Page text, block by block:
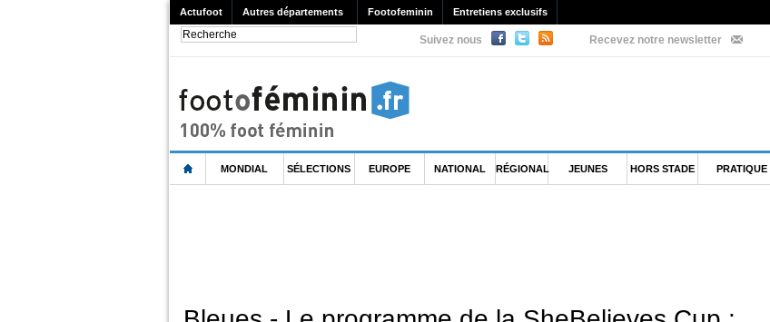
Actufoot Autres départements Footofeminin Entretiens exclusifs
Suivez nous Recevez notre newsletter
MONDIAL SÉLECTIONS EUROPE NATIONAL RÉGIONAL JEUNES HORS STADE PRATIQUE